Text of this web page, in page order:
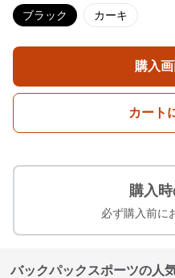
ブラック カーキ
購入
カート
購入
必ず購入前に
バックパックスポーツの人